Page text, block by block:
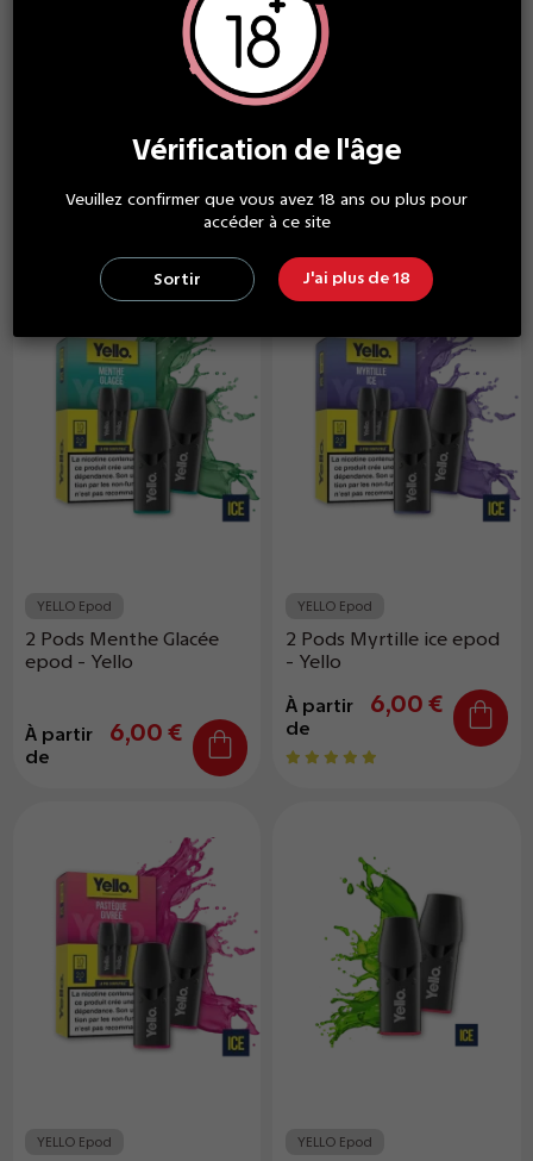
2 Pods Menthe Polaire
6,00 €
YELLO Epod
2 Pods Pop corn
À partir
de
6,00 €
YELLO Epod
2 Pods Menthe Glacée
epod - Yello
À partir
de
6,00 €
YELLO Epod
2 Pods Myrtille ice epod
- Yello
À partir
de
6,00 €
YELLO Epod YELLO Epod
Vérification de l'âge
Veuillez confirmer que vous avez 18 ans ou plus pour
accéder à ce site
Sortir J'ai plus de 18